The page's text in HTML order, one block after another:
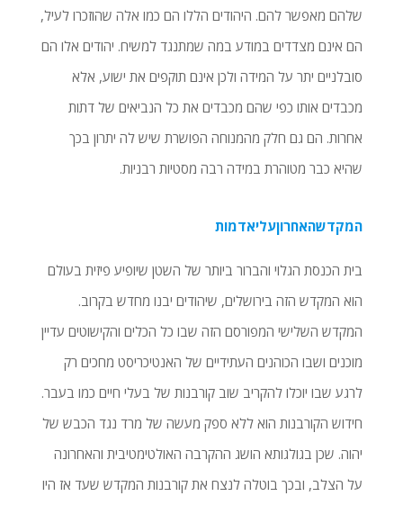
שלהם מאפשר להם. היהודים הללו הם כמו אלה שהוזכרו לעיל,
הם אינם מצדדים במודע במה שמתנגד למשיח. יהודים אלו הם
סובלניים יתר על המידה ולכן אינם תוקפים את ישוע, אלא
מכבדים אותו כפי שהם מכבדים את כל הנביאים של דתות
אחרות. הם גם חלק מהמנוחה הפושרת שיש לה יתרון בכך
שהיא כבר מטוהרת במידה רבה מסטיות רבניות.
המקדשהאחרוןעליאדמות
בית הכנסת הגלוי והברור ביותר של השטן שיופיע פיזית בעולם
הוא המקדש הזה בירושלים, שיהודים יבנו מחדש בקרוב.
המקדש השלישי המפורסם הזה שבו כל הכלים והקישוטים עדיין
מוכנים ושבו הכוהנים העתידיים של האנטיכריסט מחכים רק
לרגע שבו יוכלו להקריב שוב קורבנות של בעלי חיים כמו בעבר.
חידוש הקורבנות הוא ללא ספק מעשה של מרד נגד הכבש של
יהוה. שכן בגולגותא הושג ההקרבה האולטימטיבית והאחרונה
על הצלב, ובכך בוטלה לנצח את קורבנות המקדש שעד אז היו